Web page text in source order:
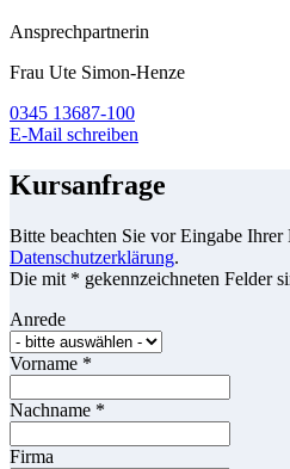
Ansprechpartnerin
Frau Ute Simon-Henze
0345 13687-100
E-Mail schreiben
Kursanfrage
Bitte beachten Sie vor Eingabe Ihrer
Datenschutzerklärung.
Die mit * gekennzeichneten Felder
Anrede
Vorname *
Nachname *
Firma